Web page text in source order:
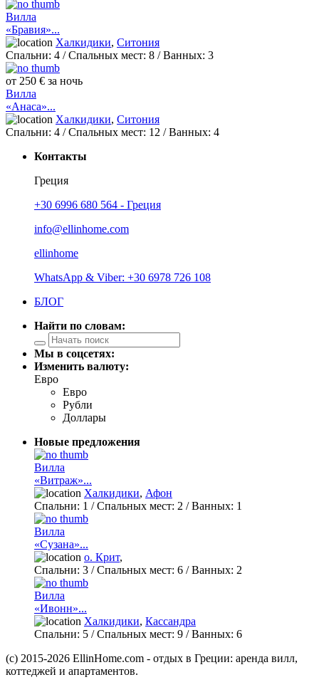
Вилла
«Бравия»...
Халкидики, Ситония
Спальни: 4 / Спальных мест: 8 /Ванных: 3
от 250 € за ночь
Вилла
«Анаса»...
Халкидики, Ситония
Спальни: 4 / Спальных мест: 12 /Ванных: 4
Контакты
Греция
+30 6996 680 564 - Греция
info@ellinhome.com
ellinhome
WhatsApp & Viber: +30 6978 726 108
БЛОГ
Найти по словам:
Мы в соцсетях:
Изменить валюту:
Евро
Евро
Рубли
Доллары
Новые предложения
Вилла
«Витраж»...
Халкидики, Афон
Спальни: 1 / Спальных мест: 2 /Ванных: 1
Вилла
«Сузана»...
о. Крит,
Спальни: 3 / Спальных мест: 6 /Ванных: 2
Вилла
«Ивонн»...
Халкидики, Кассандра
Спальни: 5 / Спальных мест: 9 /Ванных: 6
(c) 2015-2026 EllinHome.com - отдых в Греции: аренда вилл,
коттеджей и апартаментов.